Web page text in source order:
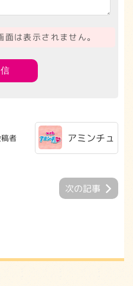
は表示されません。
者 アミンチュ
次の記事